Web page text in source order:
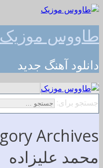
طاووس موزیک
دانلود آهنگ جدید
جستجو برای:
محمد علیزاده